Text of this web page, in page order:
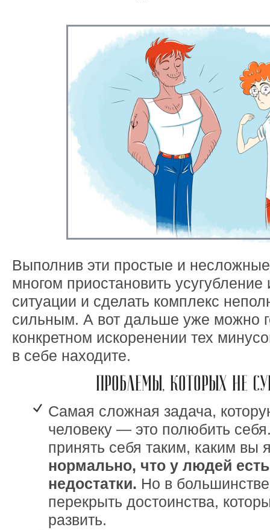
Выполнив эти простые и
многом приостановить
ситуации и сделать комплекс
сильным. А вот дальше уже можно
конкретном искоренении тех
в себе находите.
ПРОБЛЕМЫ, КОТОРЫХ НЕ
Самая сложная задача,
человеку — это полюбить
принять себя таким, каким вы
нормально, что у людей есть
недостатки. Но в
перекрыть достоинства,
развить.